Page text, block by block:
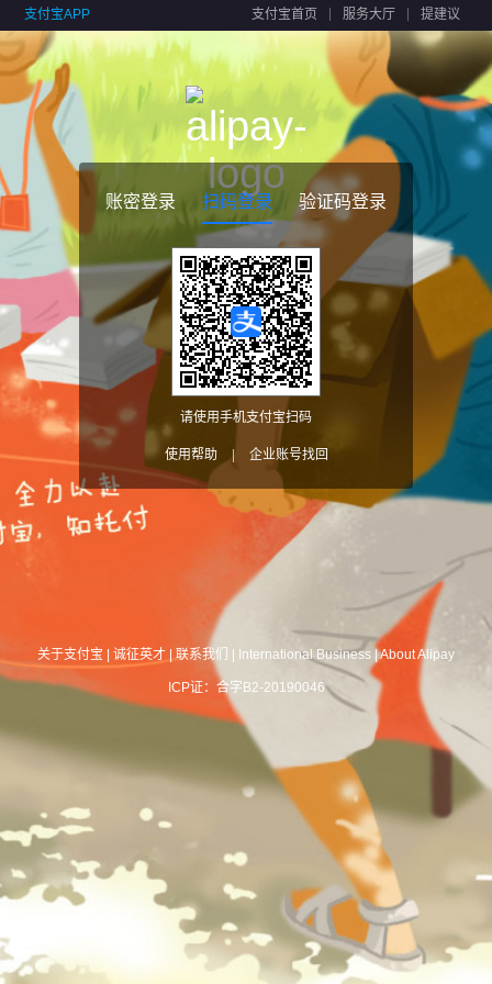
支付宝APP 支付宝首页 服务大厅 提建议
账密登录 扫码登录 验证码登录
请使用手机支付宝扫码
使用帮助 | 企业账号找回
关于支付宝 诚征英才 联系我们 International Business |About Alipay
ICP证：合字B2-20190046